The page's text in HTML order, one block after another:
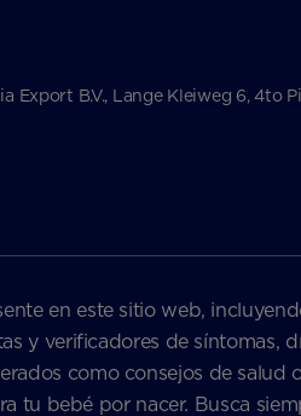
B.V., Lange Kleiweg 6, 4to
en este sitio web,
y verificadores de síntomas,
como consejos de
tu bebé por nacer. Busca